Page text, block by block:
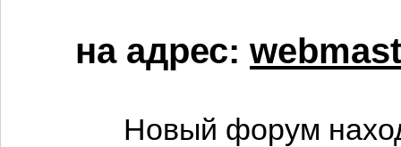
на адрес:
Новый форум